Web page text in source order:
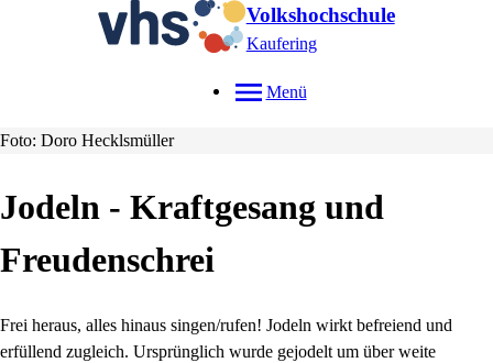
Volkshochschule
Kaufering
Menü
Foto: Doro Hecklsmüller
Jodeln - Kraftgesang und
Freudenschrei
Frei heraus, alles hinaus singen/rufen! Jodeln wirkt befreiend und
erfüllend zugleich. Ursprünglich wurde gejodelt um über weite